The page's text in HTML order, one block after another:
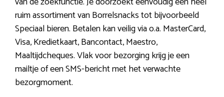
ruim assortiment van Borrelsnacks tot bijvoorbeeld
Speciaal bieren. Betalen kan veilig via o.a. MasterCard,
Visa, Kredietkaart, Bancontact, Maestro,
Maaltijdcheques. Vlak voor bezorging krijg je een
mailtje of een SMS-bericht met het verwachte
bezorgmoment.